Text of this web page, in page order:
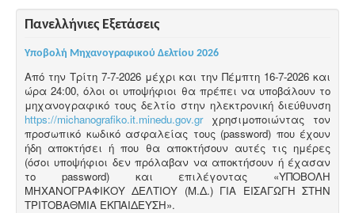
Πανελλήνιες Εξετάσεις
Υποβολή Μηχανογραφικού Δελτίου 2026
Από την Τρίτη 7-7-2026 μέχρι και την Πέμπτη 16-7-2026 και
ώρα 24:00, όλοι οι υποψήφιοι θα πρέπει να υποβάλουν το
μηχανογραφικό τους δελτίο στην ηλεκτρονική διεύθυνση
https://michanografiko.it.minedu.gov.grχρησιμοποιώντας τον
προσωπικό κωδικό ασφαλείας τους (password) που έχουν
ήδη αποκτήσει ή που θα αποκτήσουν αυτές τις ημέρες
(όσοι υποψήφιοι δεν πρόλαβαν να αποκτήσουν ή έχασαν
το password) και επιλέγοντας «ΥΠΟΒΟΛΗ
ΜΗΧΑΝΟΓΡΑΦΙΚΟΥ ΔΕΛΤΙΟΥ (Μ.Δ.) ΓΙΑ ΕΙΣΑΓΩΓΗ ΣΤΗΝ
ΤΡΙΤΟΒΑΘΜΙΑ ΕΚΠΑΙΔΕΥΣΗ».